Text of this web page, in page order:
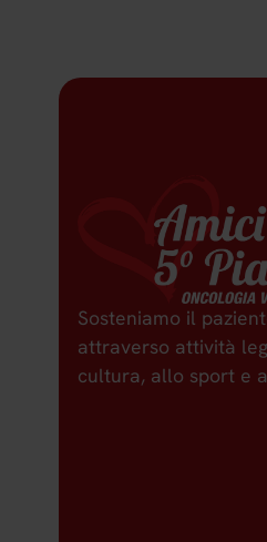
Sosteniamo il
attraverso attività
cultura, allo sport e